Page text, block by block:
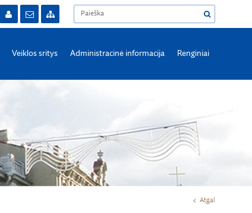
Veiklos sritys Administracinė informacija Renginiai
Atgal